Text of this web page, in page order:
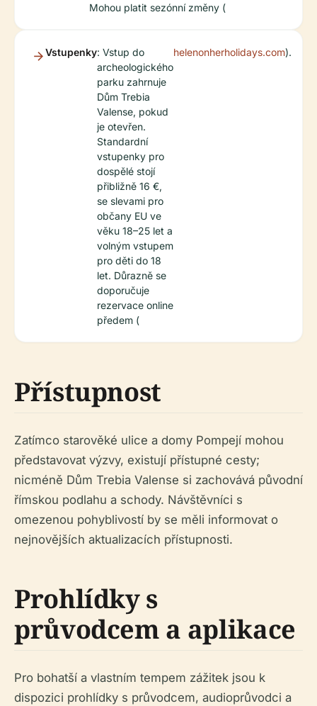
Mohou platit sezónní změny (
Vstupenky: Vstup do
archeologického
parku zahrnuje
Dům Trebia
Valense, pokud
je otevřen.
Standardní
vstupenky pro
dospělé stojí
přibližně 16 €,
se slevami pro
občany EU ve
věku 18–25 let a
volným vstupem
pro děti do 18
let. Důrazně se
doporučuje
rezervace online
předem (
helenonherholidays.com).
Přístupnost
Zatímco starověké ulice a domy Pompejí mohou
představovat výzvy, existují přístupné cesty;
nicméně Dům Trebia Valense si zachovává původní
římskou podlahu a schody. Návštěvníci s
omezenou pohyblivostí by se měli informovat o
nejnovějších aktualizacích přístupnosti.
Prohlídky s
průvodcem a aplikace
Pro bohatší a vlastním tempem zážitek jsou k
dispozici prohlídky s průvodcem, audioprůvodci a